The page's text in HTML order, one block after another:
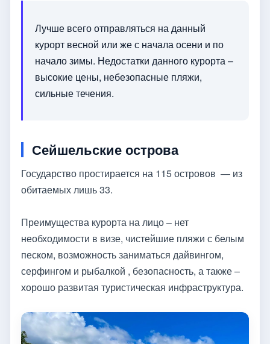
Лучше всего отправляться на данный
курорт весной или же с начала осени и по
начало зимы. Недостатки данного курорта –
высокие цены, небезопасные пляжи,
сильные течения.
Сейшельские острова
Государство простирается на 115 островов — из
обитаемых лишь 33.
Преимущества курорта на лицо – нет
необходимости в визе, чистейшие пляжи с белым
песком, возможность заниматься дайвингом,
серфингом и рыбалкой , безопасность, а также –
хорошо развитая туристическая инфраструктура.